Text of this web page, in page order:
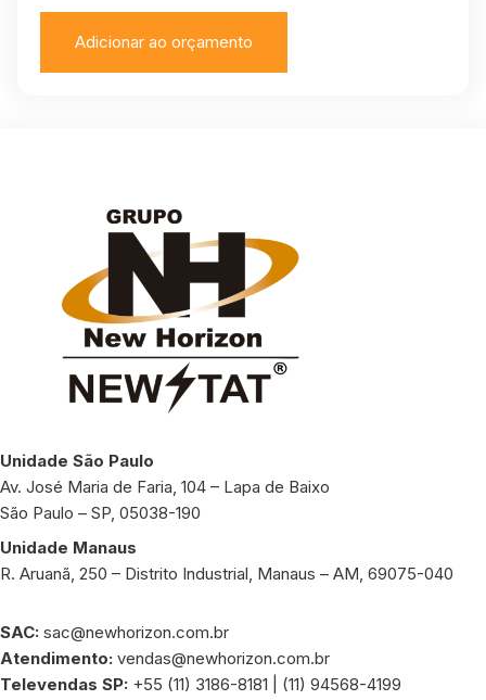
Adicionar ao orçamento
Unidade São Paulo
Av. José Maria de Faria, 104 – Lapa de Baixo
São Paulo – SP, 05038-190
Unidade Manaus
R. Aruanã, 250 – Distrito Industrial, Manaus – AM, 69075-040
SAC: sac@newhorizon.com.br
Atendimento: vendas@newhorizon.com.br
Televendas SP: +55 (11) 3186-8181 | (11) 94568-4199